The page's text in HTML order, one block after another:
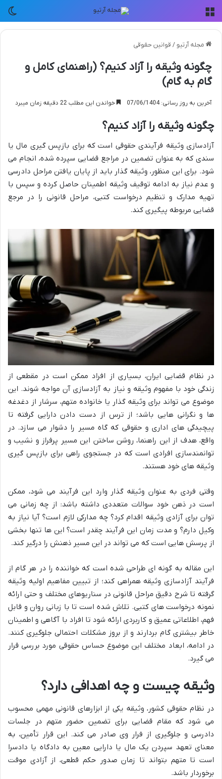
مجله آرتیو / قوانین حقوقی
چگونه وثیقه را آزاد کنیم؟ (راهنمای کامل و
گام به گام)
آخرین به روز رسانی: 07/06/1404 خواندن این مطلب 22 دقیقه زمان میبرد
چگونه وثیقه را آزاد کنیم؟
آزادسازی وثیقه فرآیندی حقوقی است که برای بازپس گیری مال یا
سندی که به عنوان تضمین در مراجع قضایی سپرده شده، انجام می
شود. برای این منظور، وثیقه گذار باید از پایان یافتن مراحل دادرسی
و عدم نیاز به ادامه توقیف وثیقه اطمینان حاصل کرده و سپس با
تهیه مدارک و تنظیم درخواست کتبی، مراحل قانونی را در مرجع
قضایی مربوطه پیگیری کند.
در نظام قضایی ایران، بسیاری از افراد ممکن است در مقطعی از
زندگی خود با مفهوم وثیقه و نیاز به آزادسازی آن مواجه شوند. این
موضوع می تواند برای وثیقه گذار یا خانواده متهم، سرشار از دغدغه
ها و نگرانی هایی باشد؛ از ترس از دست دادن دارایی گرفته تا
پیچیدگی های اداری و حقوقی که گاه مسیر را دشوار می سازد. در
واقع، هدف از این راهنما، روشن ساختن این مسیر پرفراز و نشیب و
توانمندسازی افرادی است که در جستجوی راهی برای بازپس گیری
وثیقه های خود هستند.
وقتی فردی به عنوان وثیقه گذار وارد این فرآیند می شود، ممکن
است در ذهن خود سوالات متعددی داشته باشد: از چه زمانی می
توان برای آزادی وثیقه اقدام کرد؟ چه مدارکی لازم است؟ آیا نیاز به
وکیل دارم؟ و مدت زمان این فرآیند چقدر است؟ این ها تنها بخشی
از پرسش هایی است که می تواند در این مسیر ذهنش را درگیر کند.
این مقاله به گونه ای طراحی شده است که خواننده را در هر گام از
فرآیند آزادسازی وثیقه همراهی کند؛ از تبیین مفاهیم اولیه وثیقه
گرفته تا شرح دقیق مراحل قانونی در سناریوهای مختلف و حتی ارائه
نمونه درخواست های کتبی. تلاش شده است تا با زبانی روان و قابل
فهم، اطلاعاتی عمیق و کاربردی ارائه شود تا افراد با آگاهی و اطمینان
خاطر بیشتری گام بردارند و از بروز مشکلات احتمالی جلوگیری کنند.
در ادامه، ابعاد مختلف این موضوع حساس حقوقی مورد بررسی قرار
می گیرد.
وثیقه چیست و چه اهدافی دارد؟
در نظام حقوقی کشور، وثیقه یکی از ابزارهای قانونی مهمی محسوب
می شود که مقام قضایی برای تضمین حضور متهم در جلسات
دادرسی و جلوگیری از فرار وی صادر می کند. این قرار تأمین، به
معنای تعهد سپردن یک مال یا دارایی معین به دادگاه یا دادسرا
است تا متهم بتواند تا زمان صدور حکم قطعی، از آزادی موقت
برخوردار باشد.